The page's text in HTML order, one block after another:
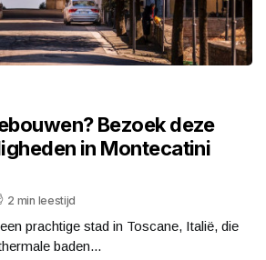
Bezoek deze
in Montecatini
2 min leestijd
prachtige stad in Toscane, Italië, die
baden...